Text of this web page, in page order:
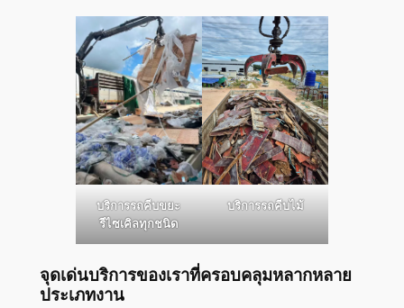
บริการรถคีบขยะ
รีไซเคิลทุกชนิด
บริการรถคีบไม้
จุดเด่นบริการของเราที่ครอบคลุมหลากหลาย
ประเภทงาน